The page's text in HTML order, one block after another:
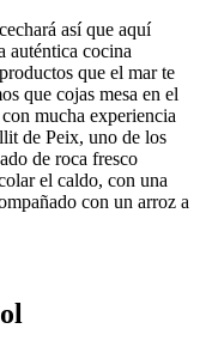
así que aquí
auténtica cocina
que el mar te
que cojas mesa en el
mucha experiencia
de Peix, uno de los
de roca fresco
el caldo, con una
con un arroz a